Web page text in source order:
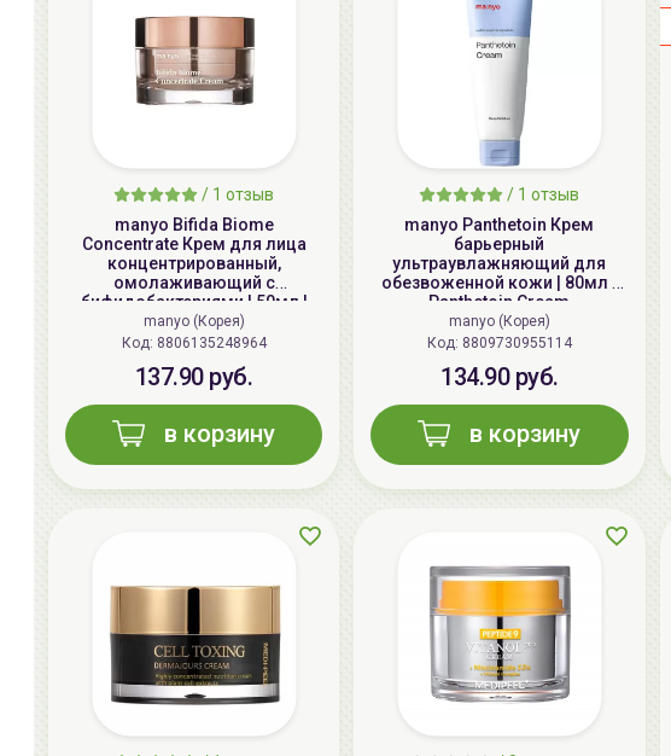
/ 1 отзыв
manyo Bifida Biome
Concentrate Крем для лица
концентрированный,
омолаживающий с
бифидобактериями | 50мл |
Bifida Biome Concentrate
Cream
manyo (Корея)
Код: 8806135248964
137.90 руб.
в корзину
/ 1 отзыв
manyo Panthetoin Крем
барьерный
ультраувлажняющий для
обезвоженной кожи | 80мл |
Panthetoin Cream
manyo (Корея)
Код: 8809730955114
134.90 руб.
в корзину